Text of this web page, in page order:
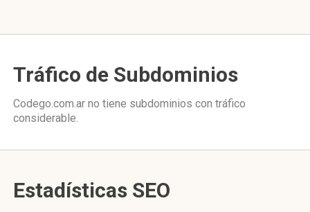
Tráfico de Subdominios
Codego.com.ar no tiene subdominios con tráfico
considerable.
Estadísticas SEO